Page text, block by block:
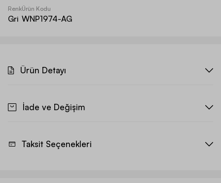
Renk
Gri
Ürün Kodu
WNP1974-AG
Ürün Detayı
İade ve Değişim
Taksit Seçenekleri